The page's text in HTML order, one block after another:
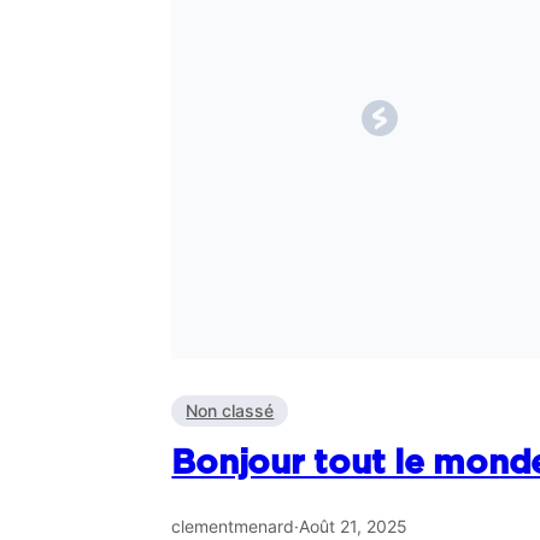
Non classé
Bonjour tout le
clementmenard·Août 21, 2025